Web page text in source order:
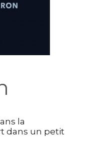
la
dans un petit